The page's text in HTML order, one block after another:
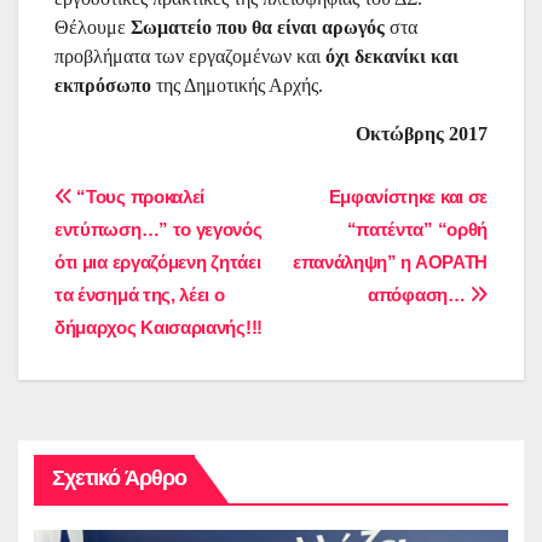
Θέλουμε Σωματείο που θα είναι αρωγός στα
προβλήματα των εργαζομένων και όχι δεκανίκι και
εκπρόσωπο της Δημοτικής Αρχής.
Οκτώβρης 2017
Πλοήγηση
άρθρων
Εμφανίστηκε και σε
“πατέντα” “ορθή
επανάληψη” η ΑΟΡΑΤΗ
απόφαση…
“Τους προκαλεί
εντύπωση…” το γεγονός
ότι μια εργαζόμενη ζητάει
τα ένσημά της, λέει ο
δήμαρχος Καισαριανής!!!
Σχετικό Άρθρο